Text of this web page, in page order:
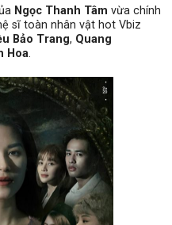
Ngọc Thanh Tâm vừa chính
sĩ toàn nhân vật hot Vbiz
Bảo Trang, Quang
Hoa.